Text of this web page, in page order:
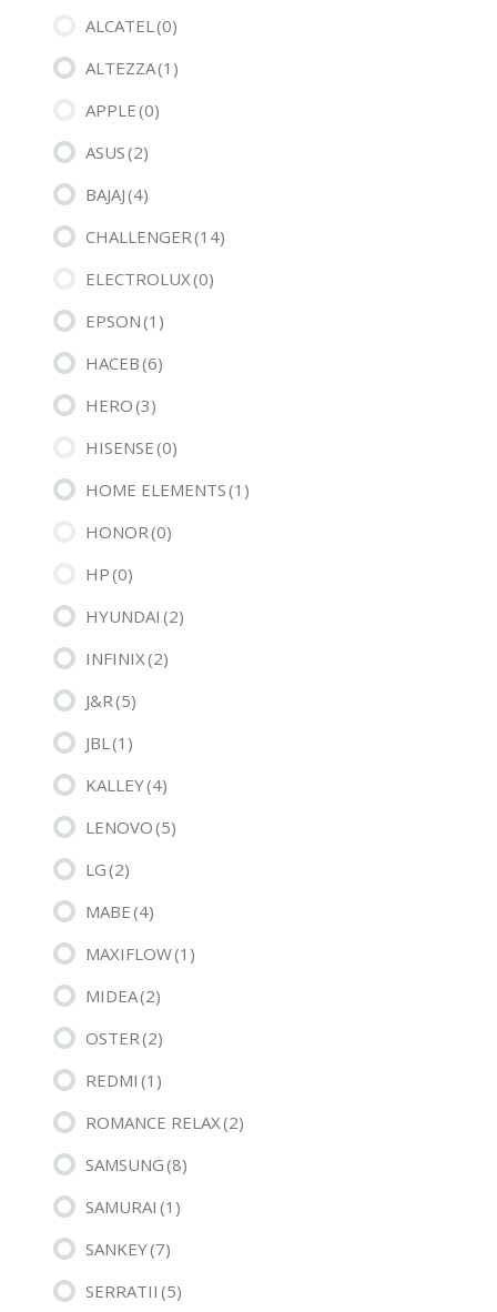
ALCATEL (0)
ALTEZZA(1)
APPLE(0)
ASUS(2)
BAJAJ(4)
CHALLENGER(14)
ELECTROLUX(0)
EPSON(1)
HACEB(6)
HERO(3)
HISENSE(0)
HOME ELEMENTS(1)
HONOR(0)
HP(0)
HYUNDAI (2)
INFINIX(2)
J&R(5)
JBL (1)
KALLEY(4)
LENOVO(5)
LG(2)
MABE(4)
MAXIFLOW(1)
MIDEA(2)
OSTER(2)
REDMI (1)
ROMANCE RELAX(2)
SAMSUNG(8)
SAMURAI (1)
SANKEY(7)
SERRATII (5)